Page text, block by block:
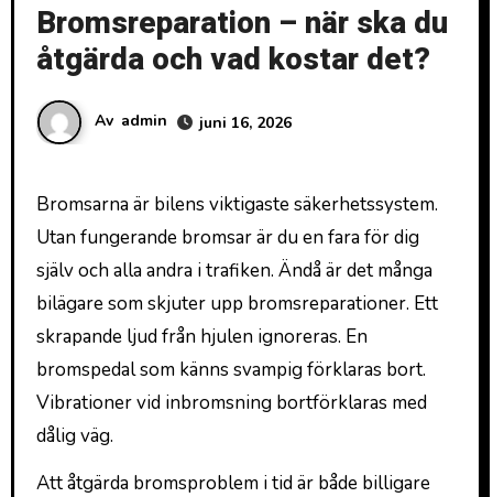
Bromsreparation – när ska du
åtgärda och vad kostar det?
Av admin juni 16, 2026
Bromsarna är bilens viktigaste säkerhetssystem.
Utan fungerande bromsar är du en fara för dig
själv och alla andra i trafiken. Ändå är det många
bilägare som skjuter upp bromsreparationer. Ett
skrapande ljud från hjulen ignoreras. En
bromspedal som känns svampig förklaras bort.
Vibrationer vid inbromsning bortförklaras med
dålig väg.
Att åtgärda bromsproblem i tid är både billigare